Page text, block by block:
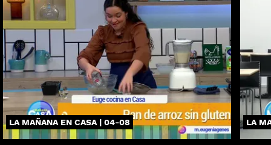
LA MAÑANA EN CASA | 04-08 LA